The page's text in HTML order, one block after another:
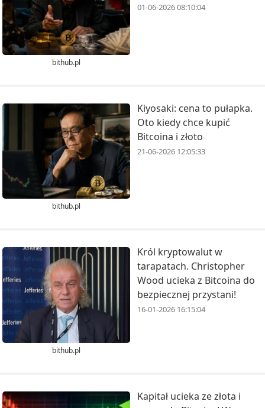
bithub.pl
01-06-2026 08:10:04
bithub.pl
Kiyosaki: cena to pułapka.
Oto kiedy chce kupić
Bitcoina i złoto
21-06-2026 12:05:33
bithub.pl
Król kryptowalut w
tarapatach. Christopher
Wood ucieka z Bitcoina do
bezpiecznej przystani!
16-01-2026 16:15:04
Kapitał ucieka ze złota i